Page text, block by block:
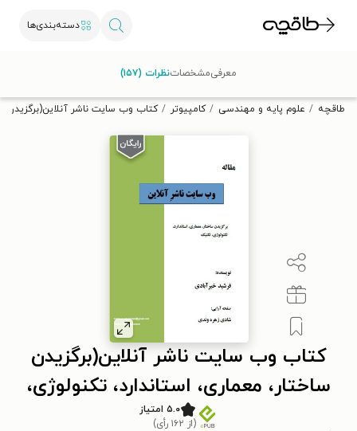
دسته‌بندی‌ها
تخفیف از طاقچه دریافت کن.
طاقچه علوم پایه و مهندسی کامپیوتر کتاب وب سایت ناشر آنلاین(برگزیدن
کتاب وب سایت ناشر آنلاین(برگزیدن
ساختار، معماری، استاندارد، تکنولوژی،
تکنیک و ...)
۵.۰ امتیاز
(از ۱۶۲ رأی)
معرفیمشخصاتنظرات (۱۵۷)